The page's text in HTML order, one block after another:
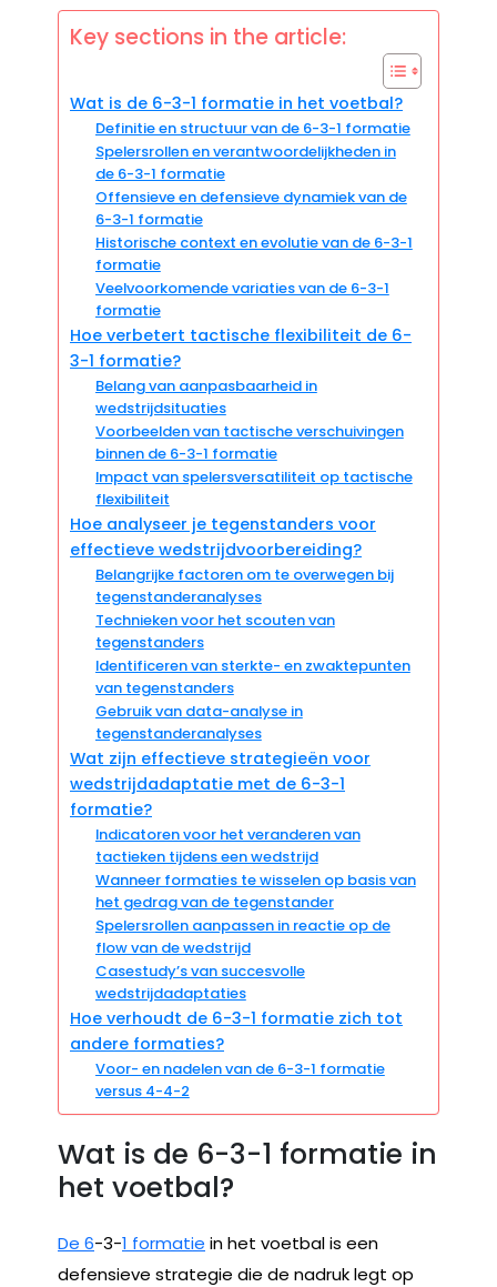
Key sections in the article:
Wat is de 6-3-1 formatie in het voetbal?
Definitie en structuur van de 6-3-1 formatie
Spelersrollen en verantwoordelijkheden in
de 6-3-1 formatie
Offensieve en defensieve dynamiek van de
6-3-1 formatie
Historische context en evolutie van de 6-3-1
formatie
Veelvoorkomende variaties van de 6-3-1
formatie
Hoe verbetert tactische flexibiliteit de 6-
3-1 formatie?
Belang van aanpasbaarheid in
wedstrijdsituaties
Voorbeelden van tactische verschuivingen
binnen de 6-3-1 formatie
Impact van spelersversatiliteit op tactische
flexibiliteit
Hoe analyseer je tegenstanders voor
effectieve wedstrijdvoorbereiding?
Belangrijke factoren om te overwegen bij
tegenstanderanalyses
Technieken voor het scouten van
tegenstanders
Identificeren van sterkte- en zwaktepunten
van tegenstanders
Gebruik van data-analyse in
tegenstanderanalyses
Wat zijn effectieve strategieën voor
wedstrijdadaptatie met de 6-3-1
formatie?
Indicatoren voor het veranderen van
tactieken tijdens een wedstrijd
Wanneer formaties te wisselen op basis van
het gedrag van de tegenstander
Spelersrollen aanpassen in reactie op de
flow van de wedstrijd
Casestudy’s van succesvolle
wedstrijdadaptaties
Hoe verhoudt de 6-3-1 formatie zich tot
andere formaties?
Voor- en nadelen van de 6-3-1 formatie
versus 4-4-2
Wat is de 6-3-1 formatie in
het voetbal?
De 6-3-1 formatie in het voetbal is een
defensieve strategie die de nadruk legt op